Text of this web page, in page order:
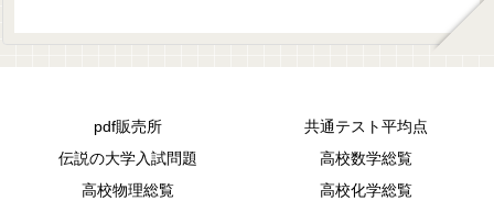
pdf販売所
共通テスト平均点
伝説の大学入試問題
高校数学総覧
高校物理総覧
高校化学総覧